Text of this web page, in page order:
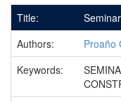
Title:
Authors:
Proaño
Keywords: